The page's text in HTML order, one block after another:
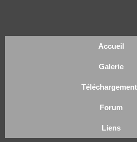
Accueil
Galerie
Forum
Liens